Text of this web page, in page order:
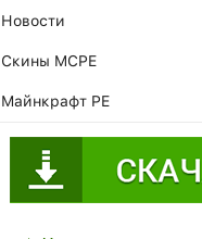
Новости
Скины MCPE
Майнкрафт PE